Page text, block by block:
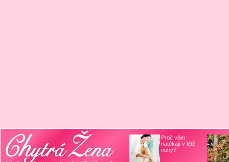
Proč vám
natékají v létě
nohy?